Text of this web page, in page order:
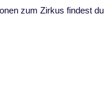
zum Zirkus findest